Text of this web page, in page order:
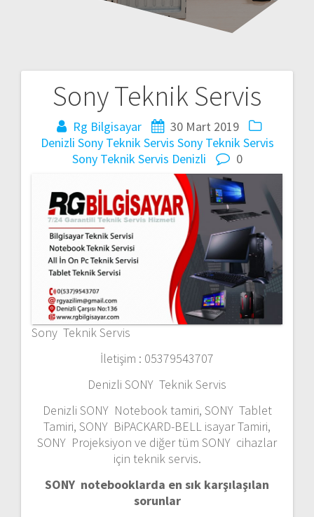
Sony Teknik Servis
Rg Bilgisayar
30 Mart 2019
Denizli Sony Teknik Servis Sony Teknik Servis
Sony Teknik Servis Denizli
0
Sony Teknik Servis
İletişim : 05379543707
Denizli SONY Teknik Servis
Denizli SONY Notebook tamiri, SONY Tablet
Tamiri, SONY BiPACKARD-BELL isayar Tamiri,
SONY Projeksiyon ve diğer tüm SONY cihazlar
için teknik servis.
SONY notebooklarda en sık karşılaşılan
sorunlar
Yazı
gezinmesi